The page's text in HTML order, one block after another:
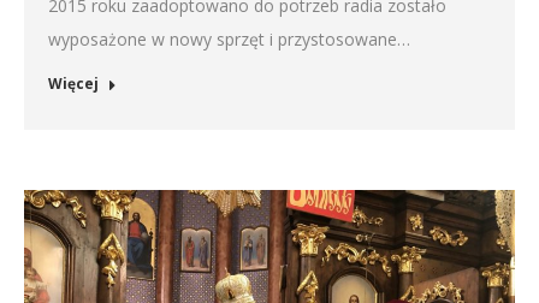
2015 roku zaadoptowano do potrzeb radia zostało
wyposażone w nowy sprzęt i przystosowane…
Więcej